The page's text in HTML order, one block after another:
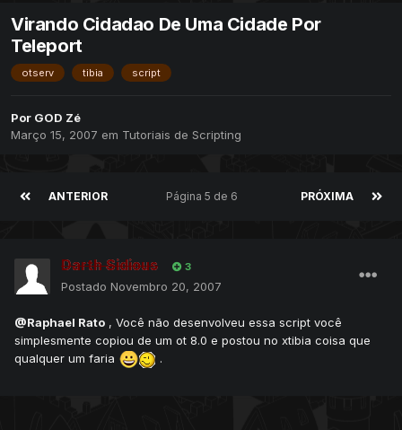
Virando Cidadao De Uma Cidade Por
Teleport
otserv tibia script
Por GOD Zé
Março 15, 2007 em Tutoriais de Scripting
ANTERIOR PRÓXIMA
Página 5 de 6
Darth Sidious 3
Postado Novembro 20, 2007
@Raphael Rato , Você não desenvolveu essa script você
simplesmente copiou de um ot 8.0 e postou no xtibia coisa que
qualquer um faria
.